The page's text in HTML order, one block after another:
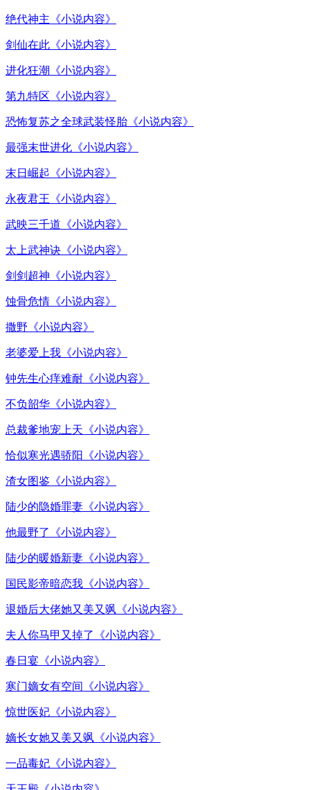
绝代神主《小说内容》
剑仙在此《小说内容》
进化狂潮《小说内容》
第九特区《小说内容》
恐怖复苏之全球武装怪胎《小说内容》
最强末世进化《小说内容》
末日崛起《小说内容》
永夜君王《小说内容》
武映三千道《小说内容》
太上武神诀《小说内容》
剑剑超神《小说内容》
蚀骨危情《小说内容》
撒野《小说内容》
老婆爱上我《小说内容》
钟先生心痒难耐《小说内容》
不负韶华《小说内容》
总裁爹地宠上天《小说内容》
恰似寒光遇骄阳《小说内容》
渣女图鉴《小说内容》
陆少的隐婚罪妻《小说内容》
他最野了《小说内容》
陆少的暖婚新妻《小说内容》
国民影帝暗恋我《小说内容》
退婚后大佬她又美又飒《小说内容》
夫人你马甲又掉了《小说内容》
春日宴《小说内容》
寒门嫡女有空间《小说内容》
惊世医妃《小说内容》
嫡长女她又美又飒《小说内容》
一品毒妃《小说内容》